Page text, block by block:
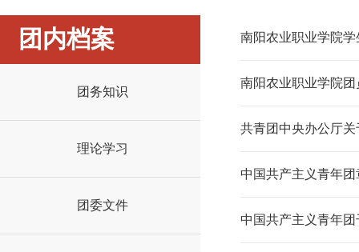
团内档案
团务知识
理论学习
团委文件
南阳农业职业学院
南阳农业职业学院
共青团中央办公厅
中国共产主义青年团
中国共产主义青年